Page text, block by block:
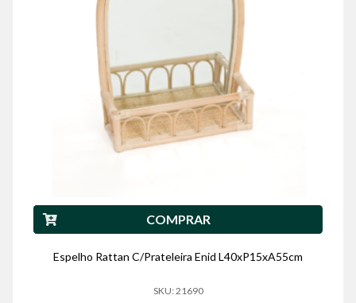
COMPRAR
Espelho Rattan C/Prateleira Enid L40xP15xA55cm
SKU: 21690